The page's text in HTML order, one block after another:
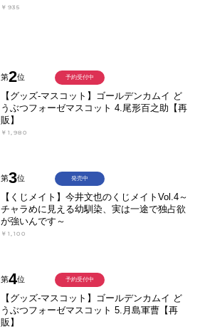
￥935
第2位
【グッズ-マスコット】ゴールデンカムイ ど
うぶつフォーゼマスコット 4.尾形百之助【再
販】
￥1,980
予約受付中
第3位
【くじメイト】今井文也のくじメイトVol.4～
チャラめに見える幼馴染、実は一途で独占欲
が強いんです～
￥1,100
発売中
第4位
【グッズ-マスコット】ゴールデンカムイ ど
うぶつフォーゼマスコット 5.月島軍曹【再
販】
予約受付中